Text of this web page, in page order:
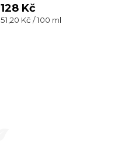
128 Kč
Měrná
51,20 Kč / 100 ml